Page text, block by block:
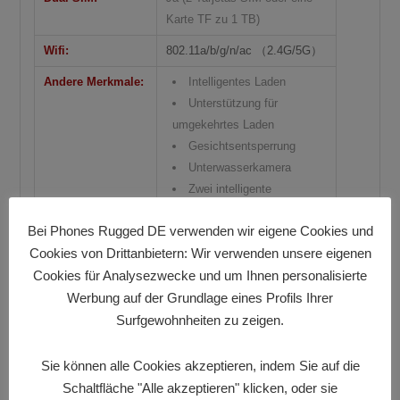
Karte TF zu 1 TB)
Wifi: 802.11a/b/g/n/ac （2.4G/5G）
Andere Merkmale:
Intelligentes Laden
Unterstützung für
umgekehrtes Laden
Gesichtsentsperrung
Unterwasserkamera
Zwei intelligente
Inhalt der
Verpackung:
Active 6
Ladegerät
Ladekabel
(Eingabestift)
Bei Phones Rugged DE verwenden wir eigene Cookies und
Cookies von Drittanbietern: Wir verwenden unsere eigenen
Cookies für Analysezwecke und um Ihnen personalisierte
Werbung auf der Grundlage eines Profils Ihrer
Surfgewohnheiten zu zeigen.
Sie können alle Cookies akzeptieren, indem Sie auf die
Schaltfläche "Alle akzeptieren" klicken, oder sie